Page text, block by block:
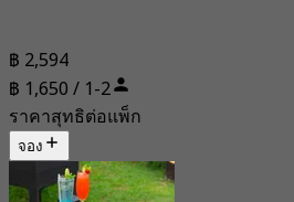
฿ 2,594
฿ 1,650 / 1-2
ราคาสุทธิต่อแพ็ก
จอง